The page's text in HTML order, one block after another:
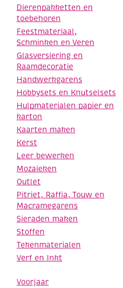
Dierenpakketten en
toebehoren
Feestmateriaal,
Schminken en Veren
Glasversiering en
Raamdecoratie
Handwerkgarens
Hobbysets en Knutselsets
Hulpmaterialen papier en
karton
Kaarten maken
Kerst
Leer bewerken
Mozaieken
Outlet
Pitriet, Raffia, Touw en
Macramegarens
Sieraden maken
Stoffen
Tekenmaterialen
Verf en Inkt
Voorjaar